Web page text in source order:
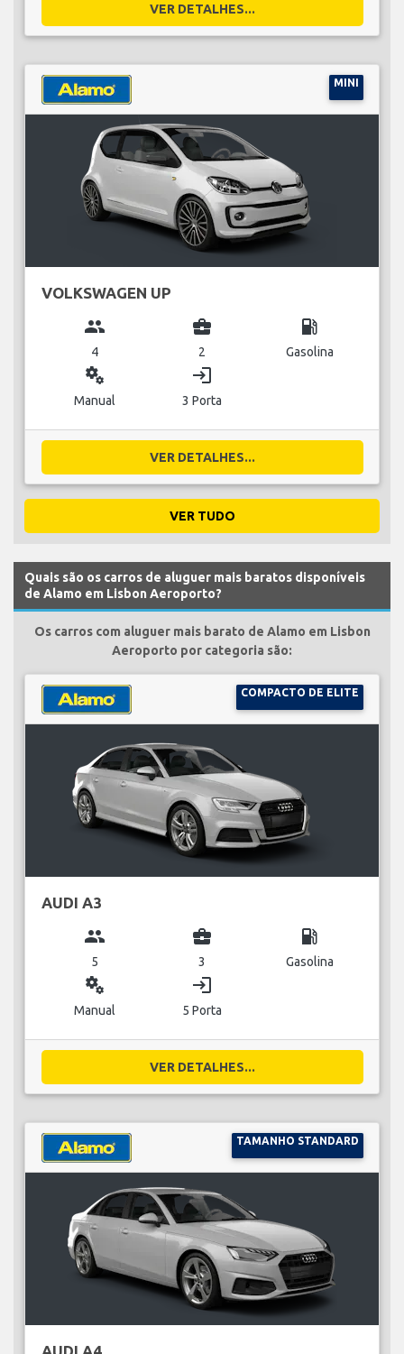
VER DETALHES...
MINI
VOLKSWAGEN UP
group
4
business_center
2
local_gas_station
Gasolina
miscellaneous_services
Manual
login
3 Porta
VER DETALHES...
VER TUDO
Quais são os carros de aluguer mais baratos disponíveis
de Alamo em Lisbon Aeroporto?
Os carros com aluguer mais barato de Alamo em Lisbon
Aeroporto por categoria são:
COMPACTO DE ELITE
AUDI A3
group
5
business_center
3
local_gas_station
Gasolina
miscellaneous_services
Manual
login
5 Porta
VER DETALHES...
TAMANHO STANDARD
AUDI A4